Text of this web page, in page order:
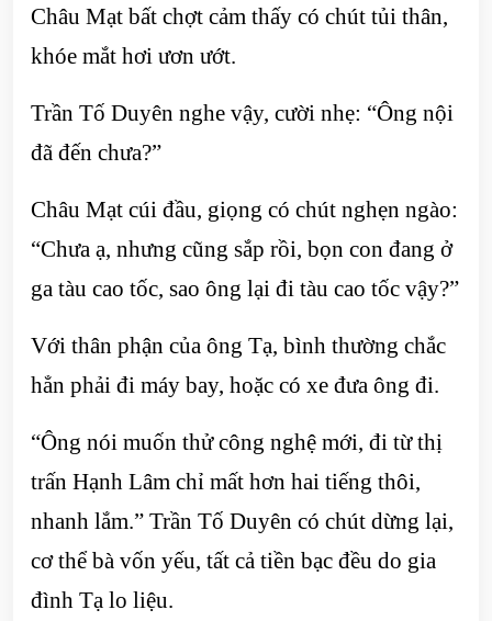
Châu Mạt bất chợt cảm thấy có chút tủi thân,
khóe mắt hơi ươn ướt.
Trần Tố Duyên nghe vậy, cười nhẹ: “Ông nội
đã đến chưa?”
Châu Mạt cúi đầu, giọng có chút nghẹn ngào:
“Chưa ạ, nhưng cũng sắp rồi, bọn con đang ở
ga tàu cao tốc, sao ông lại đi tàu cao tốc vậy?”
Với thân phận của ông Tạ, bình thường chắc
hẳn phải đi máy bay, hoặc có xe đưa ông đi.
“Ông nói muốn thử công nghệ mới, đi từ thị
trấn Hạnh Lâm chỉ mất hơn hai tiếng thôi,
nhanh lắm.” Trần Tố Duyên có chút dừng lại,
cơ thể bà vốn yếu, tất cả tiền bạc đều do gia
đình Tạ lo liệu.